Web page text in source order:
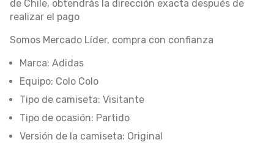
de Chile, obtendrás la dirección exacta después de
realizar el pago
Somos Mercado Líder, compra con confianza
Marca: Adidas
Equipo: Colo Colo
Tipo de camiseta: Visitante
Tipo de ocasión: Partido
Versión de la camiseta: Original